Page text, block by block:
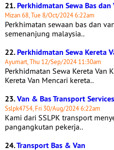
21.Perkhidmatan Sewa Bas dan
Mizan 68, Tue 8/Oct/2024 6:22am
Perkhimatan sewaan bas dan
semenanjung malaysia..
22.Perkhidmatan Sewa Kereta
Ayumart, Thu 12/Sep/2024 11:30am
Perkhidmatan Sewa Kereta Van
Kereta Van Mencari kereta..
23.Van & Bas Transport Services
Sslpk4754, Fri 30/Aug/2024 6:22am
Kami dari SSLPK transport
pangangkutan pekerja..
24.Transport Bas & Van